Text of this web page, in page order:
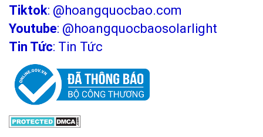
Đèn năng lượng mặt trời DCTIMES đáp ứng các tiêu
chuẩn Châu Âu như CE,RoHS
Tiktok: @hoangquocbao.com
Youtube: @hoangquocbaosolarlight
Tin Tức: Tin Tức